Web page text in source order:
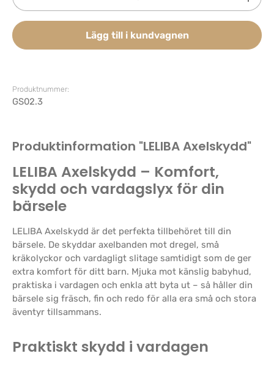
Lägg till i kundvagnen
Produktnummer:
GS02.3
Produktinformation "LELIBA Axelskydd"
LELIBA Axelskydd – Komfort,
skydd och vardagslyx för din
bärsele
LELIBA Axelskydd är det perfekta tillbehöret till din
bärsele. De skyddar axelbanden mot dregel, små
kräkolyckor och vardagligt slitage samtidigt som de ger
extra komfort för ditt barn. Mjuka mot känslig babyhud,
praktiska i vardagen och enkla att byta ut – så håller din
bärsele sig fräsch, fin och redo för alla era små och stora
äventyr tillsammans.
Praktiskt skydd i vardagen